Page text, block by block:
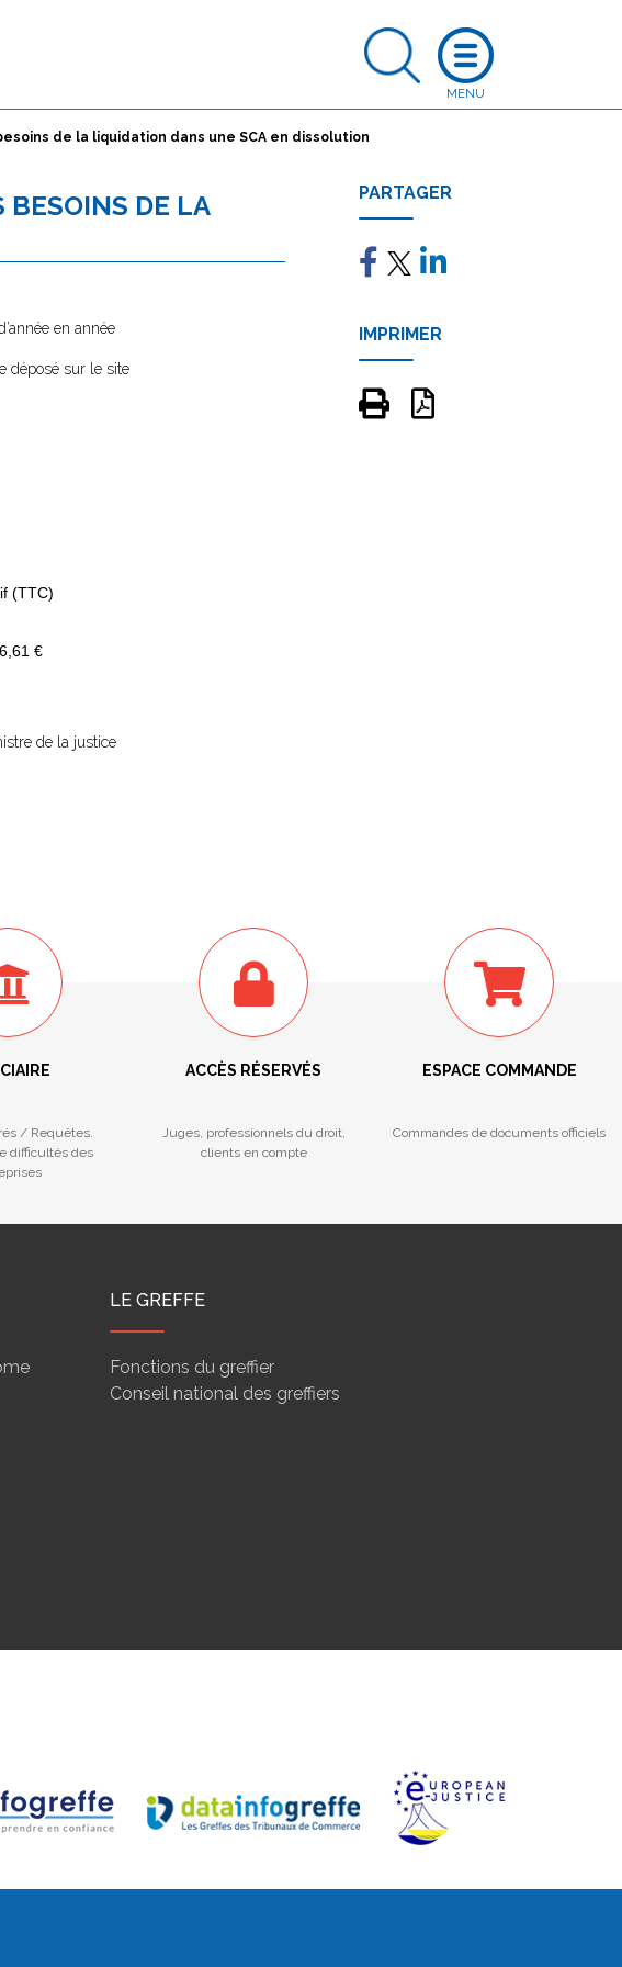
de la liquidation dans une SCA en dissolution
BESOINS DE LA
en année
déposé sur le site
(TTC)
€
de la justice
PARTAGER
IMPRIMER
/ Requêtes.
difficultés des
ACCÈS RÉSERVÉS
Juges, professionnels du droit,
clients en compte
ESPACE COMMANDE
Commandes de documents officiels
LE GREFFE
Fonctions du greffier
Conseil national des greffiers